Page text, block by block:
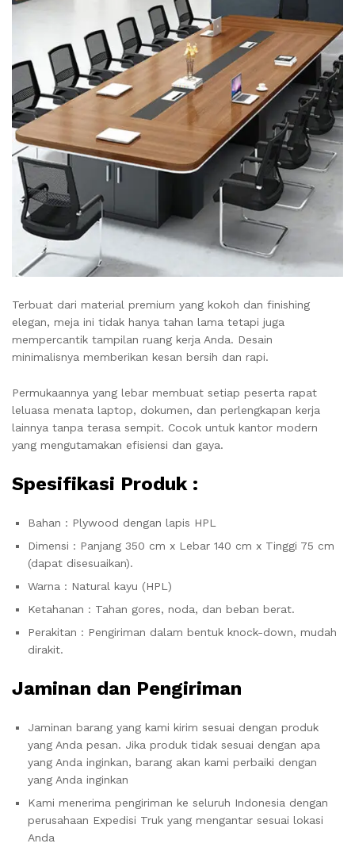
Terbuat dari material premium yang kokoh dan finishing
elegan, meja ini tidak hanya tahan lama tetapi juga
mempercantik tampilan ruang kerja Anda. Desain
minimalisnya memberikan kesan bersih dan rapi.
Permukaannya yang lebar membuat setiap peserta rapat
leluasa menata laptop, dokumen, dan perlengkapan kerja
lainnya tanpa terasa sempit. Cocok untuk kantor modern
yang mengutamakan efisiensi dan gaya.
Spesifikasi Produk :
Bahan : Plywood dengan lapis HPL
Dimensi : Panjang 350 cm x Lebar 140 cm x Tinggi 75 cm
(dapat disesuaikan).
Warna : Natural kayu (HPL)
Ketahanan : Tahan gores, noda, dan beban berat.
Perakitan : Pengiriman dalam bentuk knock-down, mudah
dirakit.
Jaminan dan Pengiriman
Jaminan barang yang kami kirim sesuai dengan produk
yang Anda pesan. Jika produk tidak sesuai dengan apa
yang Anda inginkan, barang akan kami perbaiki dengan
yang Anda inginkan
Kami menerima pengiriman ke seluruh Indonesia dengan
perusahaan Expedisi Truk yang mengantar sesuai lokasi
Anda